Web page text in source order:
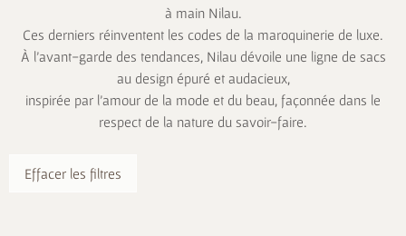
à main Nilau.
Ces derniers réinventent les codes de la maroquinerie de luxe.
À l’avant-garde des tendances, Nilau dévoile une ligne de sacs
au design épuré et audacieux,
inspirée par l’amour de la mode et du beau, façonnée dans le
respect de la nature du savoir-faire.
Effacer les filtres